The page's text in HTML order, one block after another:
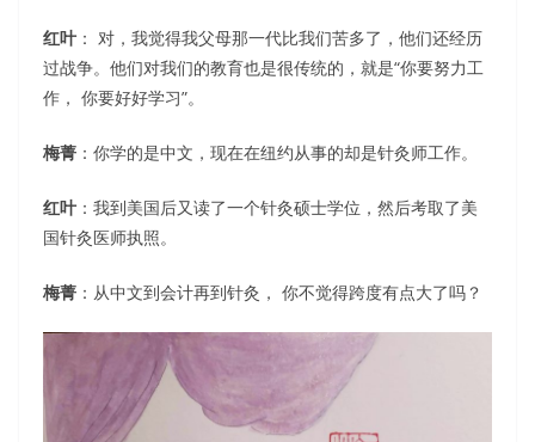
红叶 ： 对，我觉得我父母那一代比我们苦多了，他们还经历
过战争。他们对我们的教育也是很传统的，就是“你要努力工
作， 你要好好学习”。
梅菁 ：你学的是中文，现在在纽约从事的却是针灸师工作。
红叶 ：我到美国后又读了一个针灸硕士学位，然后考取了美
国针灸医师执照。
梅菁 ：从中文到会计再到针灸， 你不觉得跨度有点大了吗？